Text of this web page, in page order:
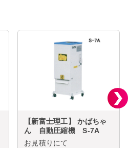
【新富士理工】 かばちゃ
ん 自動圧縮機 S-7A
お見積りにて